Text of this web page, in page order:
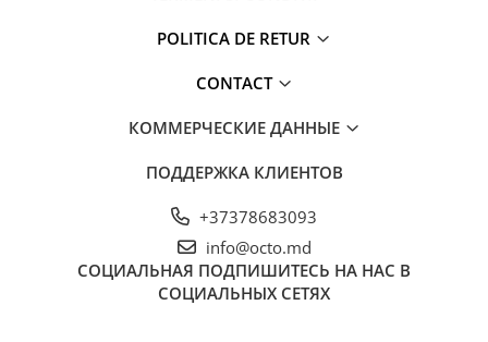
POLITICA DE RETUR
CONTACT
КОММЕРЧЕСКИЕ ДАННЫЕ
ПОДДЕРЖКА КЛИЕНТОВ
+37378683093
info@octo.md
СОЦИАЛЬНАЯ ПОДПИШИТЕСЬ НА НАС В
СОЦИАЛЬНЫХ СЕТЯХ